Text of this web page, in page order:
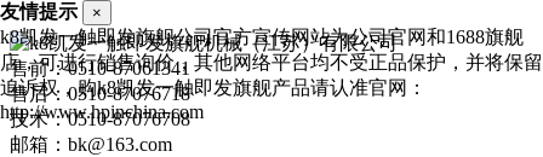
售前：0510-87061341
售后：0510-87076718
技术：0510-87076708
邮箱：bk@163.com
友情提示 ×
k8凯发一触即发旗舰公司官方宣传网站为公司官网和1688旗舰
店，可进行销售询价，其他网络平台均不受正品保护，并将保留
追诉权，购k8凯发一触即发旗舰产品请认准官网：
http://www.hpinchina.com